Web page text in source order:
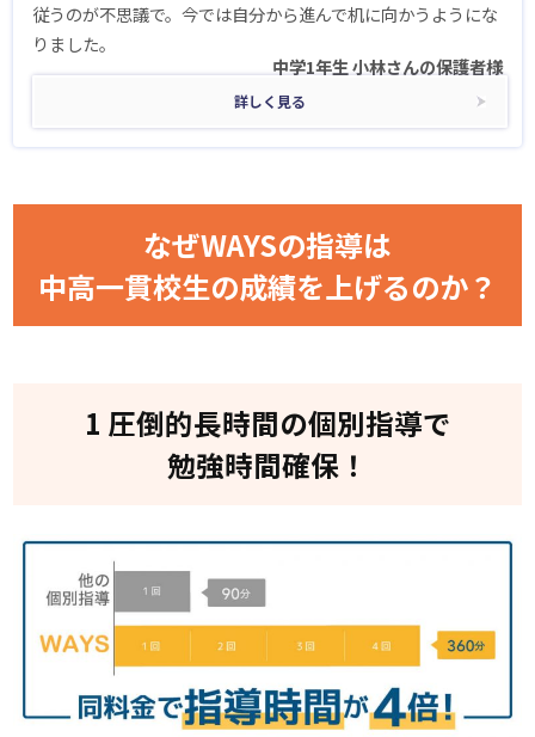
従うのが不思議で。今では自分から進んで机に向かうようにな
りました。
中学1年生 小林さんの保護者様
詳しく見る
なぜWAYSの指導は
中高一貫校生の成績を上げるのか？
1 圧倒的長時間の個別指導で
勉強時間確保！